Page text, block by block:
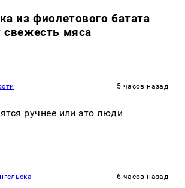
из фиолетового батата
свежесть мяса
5 часов назад
ручнее или это люди
6 часов назад